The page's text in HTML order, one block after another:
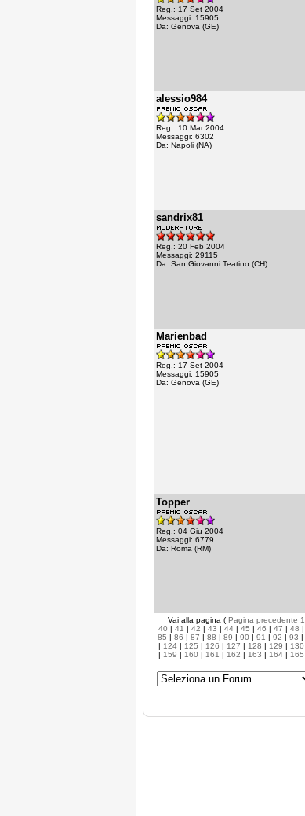
Reg.: 17 Set 2004
Messaggi: 15905
Da: Genova (GE)
alessio984
Reg.: 10 Mar 2004
Messaggi: 6302
Da: Napoli (NA)
sandrix81
Reg.: 20 Feb 2004
Messaggi: 29115
Da: San Giovanni Teatino (CH)
Marienbad
Reg.: 17 Set 2004
Messaggi: 15905
Da: Genova (GE)
Topper
Reg.: 04 Giu 2004
Messaggi: 6779
Da: Roma (RM)
Vai alla pagina ( Pagina precedente 1
40 | 41 | 42 | 43 | 44 | 45 | 46 | 47 | 48 |
85 | 86 | 87 | 88 | 89 | 90 | 91 | 92 | 93 |
| 124 | 125 | 126 | 127 | 128 | 129 | 130
| 159 | 160 | 161 | 162 | 163 | 164 | 165